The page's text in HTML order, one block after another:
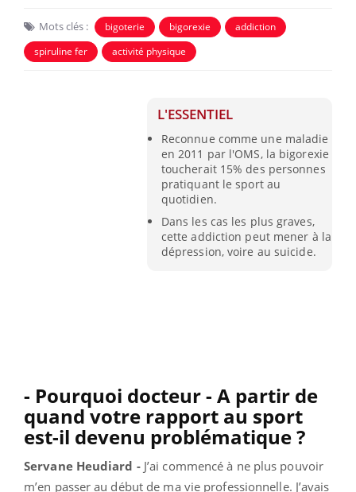
Mots clés : bigoterie bigorexie
addiction
spiruline fer
activité physique
L'ESSENTIEL
Reconnue comme une maladie
en 2011 par l'OMS, la bigorexie
toucherait 15% des personnes
pratiquant le sport au
quotidien.
Dans les cas les plus graves,
cette addiction peut mener à la
dépression, voire au suicide.
- Pourquoi docteur - A partir de
quand votre rapport au sport
est-il devenu problématique ?
Servane Heudiard -J’ai commencé à ne plus pouvoir
m’en passer au début de ma vie professionnelle. J’avais